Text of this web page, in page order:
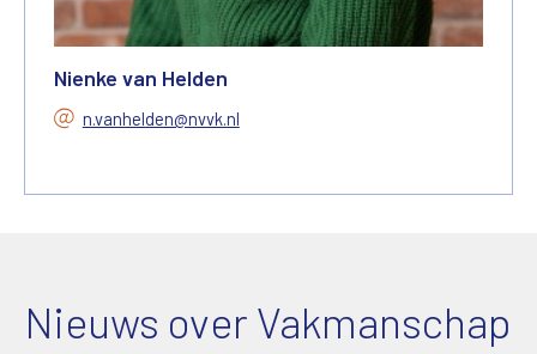
Nienke van Helden
n.vanhelden@nvvk.nl
Nieuws over Vakmanschap